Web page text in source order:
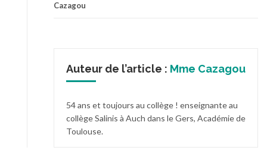
Cazagou
Auteur de l’article : Mme Cazagou
54 ans et toujours au collège ! enseignante au
collège Salinis à Auch dans le Gers, Académie de
Toulouse.